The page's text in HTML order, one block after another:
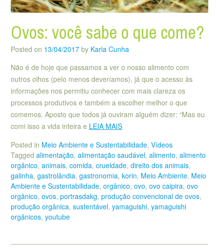
Ovos: você sabe o que come?
Posted on 13/04/2017 by Karla Cunha
Não é de hoje que passamos a ver o nosso alimento com
outros olhos (pelo menos deveríamos), já que o acesso às
informações nos permitiu conhecer com mais clareza os
processos produtivos e também a escolher melhor o que
comemos. Aposto que todos já ouviram alguém dizer: “Mas eu
comi isso a vida inteira e LEIA MAIS
Posted in Meio Ambiente e Sustentabilidade, Vídeos
Tagged alimentação, alimentação saudável, alimento, alimento
orgânico, animais, comida, crueldade, direito dos animais,
galinha, gastrolândia, gastronomia, korin, Meio Ambiente, Meio
Ambiente e Sustentabilidade, orgânico, ovo, ovo caipira, ovo
orgânico, ovos, portrasdakg, produção convencional de ovos,
produção orgânica, sustentável, yamaguishi, yamaguishi
orgânicos, youtube